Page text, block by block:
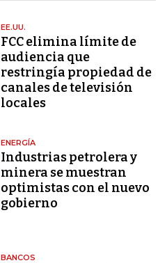
EE.UU.
FCC elimina límite de
audiencia que
restringía propiedad de
canales de televisión
locales
ENERGÍA
Industrias petrolera y
minera se muestran
optimistas con el nuevo
gobierno
BANCOS